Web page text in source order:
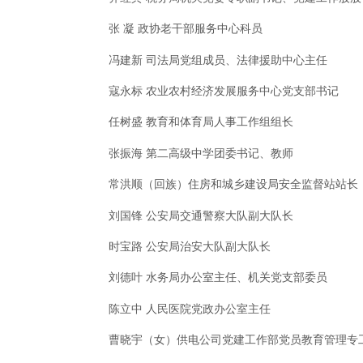
张 凝 政协老干部服务中心科员
冯建新 司法局党组成员、法律援助中心主任
寇永标 农业农村经济发展服务中心党支部书记
任树盛 教育和体育局人事工作组组长
张振海 第二高级中学团委书记、教师
常洪顺（回族）住房和城乡建设局安全监督站站长
刘国锋 公安局交通警察大队副大队长
时宝路 公安局治安大队副大队长
刘德叶 水务局办公室主任、机关党支部委员
陈立中 人民医院党政办公室主任
曹晓宇（女）供电公司党建工作部党员教育管理专